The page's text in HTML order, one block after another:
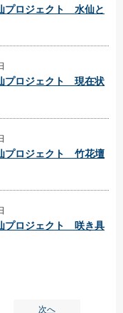
プロジェクト 水仙と
プロジェクト 現在状
プロジェクト 竹花壇
プロジェクト 咲き具
次へ